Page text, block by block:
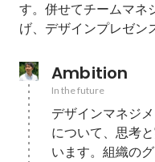
す。併せてチームマネ
げ、デザインプレゼン
Ambition
In the future
デザインマネジ
について、思考
います。組織の